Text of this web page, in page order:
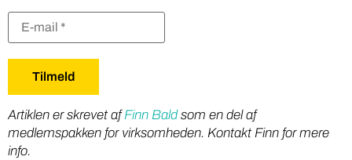
Artiklen er skrevet afFinn Baldsom en del af
medlemspakken for virksomheden. Kontakt Finn for mere
info.